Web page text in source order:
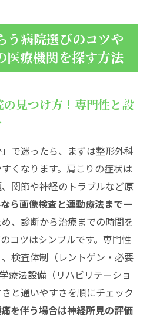
う病院選びのコツや
医療機関を探す方法
見つけ方！専門性と設
」で迷ったら、まずは整形外科
くなります。肩こりの症状は
関節や神経のトラブルなど原
ら画像検査と運動療法まで一
め、診断から治療までの時間を
コツはシンプルです。専門性
、検査体制（レントゲン・必要
療法設備（リハビリテーショ
と通いやすさを順にチェック
を伴う場合は神経所見の評価